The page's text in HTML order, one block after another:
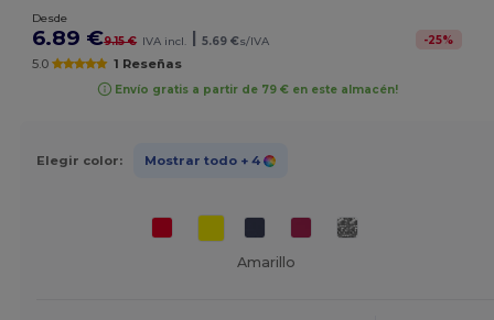
Desde
6.89 €9.15 € IVA incl. 5.69 €s/IVA -25%
5.0 1 Reseñas
Envío gratis a partir de 79 € en este almacén!
Elegir color: Mostrar todo + 4
Amarillo